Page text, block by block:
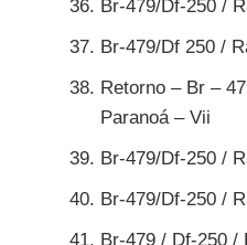
Br-479/Df-250 /
Br-479/Df 250 /
Retorno – Br –
Paranoá – Vii
Br-479/Df-250 /
Br-479/Df-250 /
Br-479 / Df-250 /